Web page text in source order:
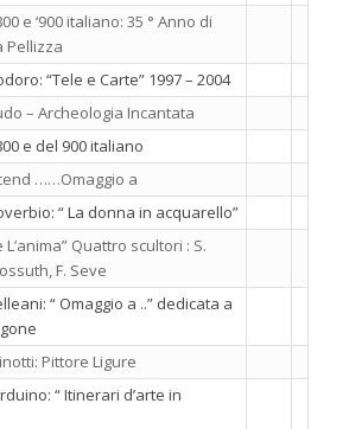
e ‘900 italiano: 35 ° Anno di
Pellizza
“Tele e Carte” 1997 – 2004
– Archeologia Incantata
e del 900 italiano
……Omaggio a
“ La donna in acquarello”
L’anima” Quattro scultori : S.
F. Seve
“ Omaggio a ..” dedicata a
Pittore Ligure
“ Itinerari d’arte in